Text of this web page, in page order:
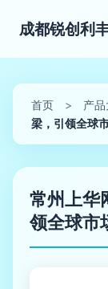
成都锐创利
首页 > 产
梁，引领全球
常州上华
领全球市